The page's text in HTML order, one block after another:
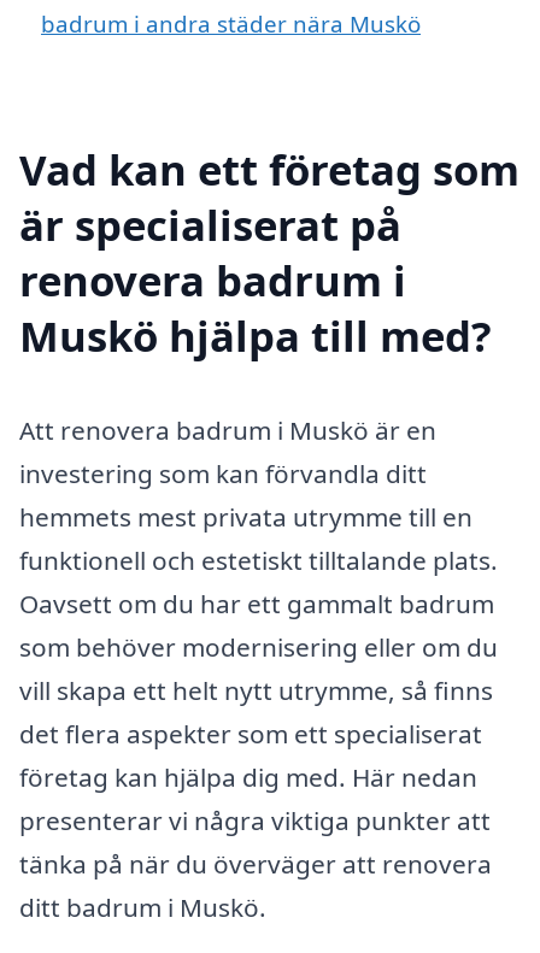
badrum i andra städer nära Muskö
Vad kan ett företag som
är specialiserat på
renovera badrum i
Muskö hjälpa till med?
Att renovera badrum i Muskö är en
investering som kan förvandla ditt
hemmets mest privata utrymme till en
funktionell och estetiskt tilltalande plats.
Oavsett om du har ett gammalt badrum
som behöver modernisering eller om du
vill skapa ett helt nytt utrymme, så finns
det flera aspekter som ett specialiserat
företag kan hjälpa dig med. Här nedan
presenterar vi några viktiga punkter att
tänka på när du överväger att renovera
ditt badrum i Muskö.